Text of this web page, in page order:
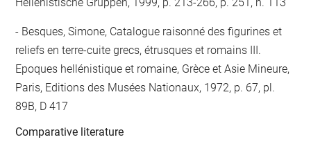
Besques, Simone, Catalogue raisonné des figurines et
reliefs en terre-cuite grecs, étrusques et romains III.
Epoques hellénistique et romaine, Grèce et Asie Mineure,
Paris, Editions des Musées Nationaux, 1972, p. 67, pl.
89B, D 417
Comparative literature